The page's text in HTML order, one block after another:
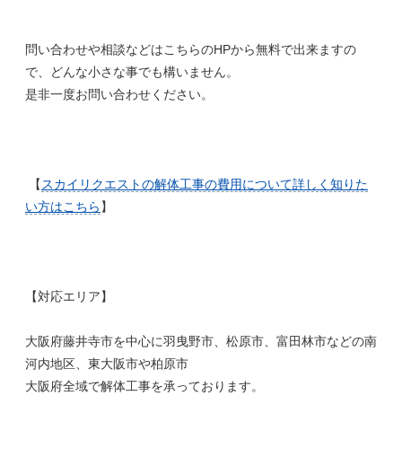
問い合わせや相談などはこちらのHPから無料で出来ますの
で、どんな小さな事でも構いません。
是非一度お問い合わせください。
【 スカイリクエストの解体工事の費用について詳しく知りた
い方はこちら 】
【対応エリア】
大阪府藤井寺市を中心に羽曳野市、松原市、富田林市などの南
河内地区、東大阪市や柏原市
大阪府全域で解体工事を承っております。